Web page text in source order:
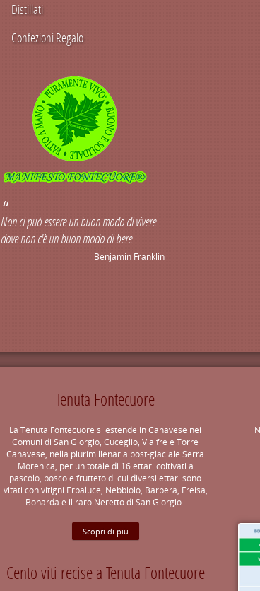
Distillati
Confezioni Regalo
Non ci può essere un buon modo di vivere
dove non c'è un buon modo di bere.
Benjamin Franklin
Tenuta Fontecuore
La Tenuta Fontecuore si estende in Canavese nei
Comuni di San Giorgio, Cuceglio, Vialfrè e Torre
Canavese, nella plurimillenaria post-glaciale Serra
Morenica, per un totale di 16 ettari coltivati a
pascolo, bosco e frutteto di cui diversi ettari sono
vitati con vitigni Erbaluce, Nebbiolo, Barbera, Freisa,
Bonarda e il raro Neretto di San Giorgio..
Scopri di più
Cento viti recise a Tenuta Fontecuore